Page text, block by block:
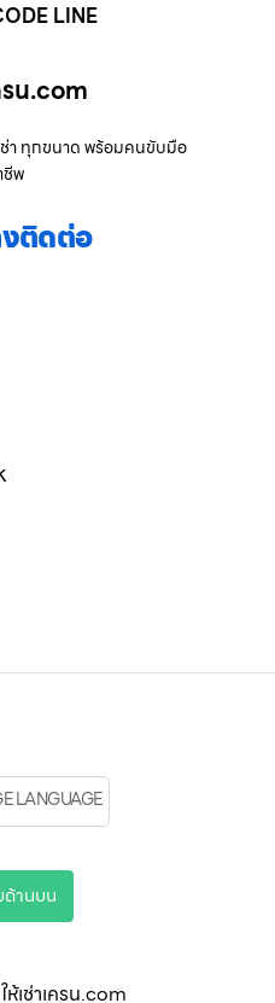
LINE
รน.com
ช่า ทุกขนาด พร้อมคนขับมือ
ชีพ
ติดต่อ
เช่าเครน.com
LANGUAGE
านบน